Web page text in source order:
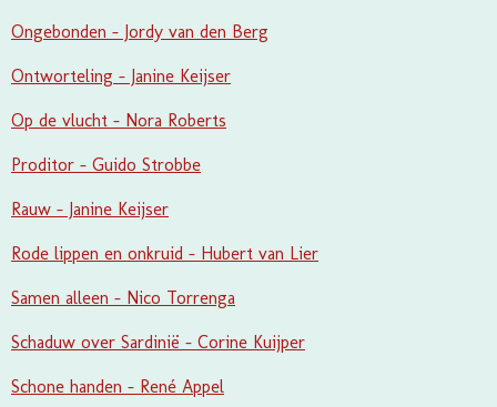
Ongebonden - Jordy van den Berg
Ontworteling - Janine Keijser
Op de vlucht - Nora Roberts
Proditor - Guido Strobbe
Rauw - Janine Keijser
Rode lippen en onkruid - Hubert van Lier
Samen alleen - Nico Torrenga
Schaduw over Sardinië - Corine Kuijper
Schone handen - René Appel